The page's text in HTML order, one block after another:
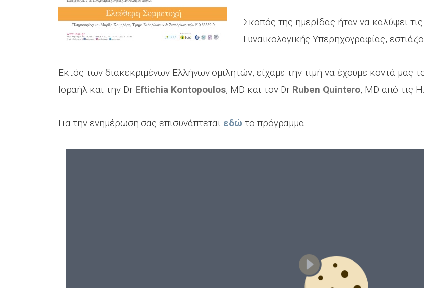
Σκοπός της ημερίδας ήταν να καλύψει
Γυναικολογικής Υπερηχογραφίας,
Εκτός των διακεκριμένων Ελλήνων ομιλητών, είχαμε την τιμή να έχουμε κοντά μας
Ισραήλ και την Dr Eftichia Kontopoulos, MD και τον Dr Ruben Quintero, MD από τις
Για την ενημέρωση σας επισυνάπτεται εδώ το πρόγραμμα.